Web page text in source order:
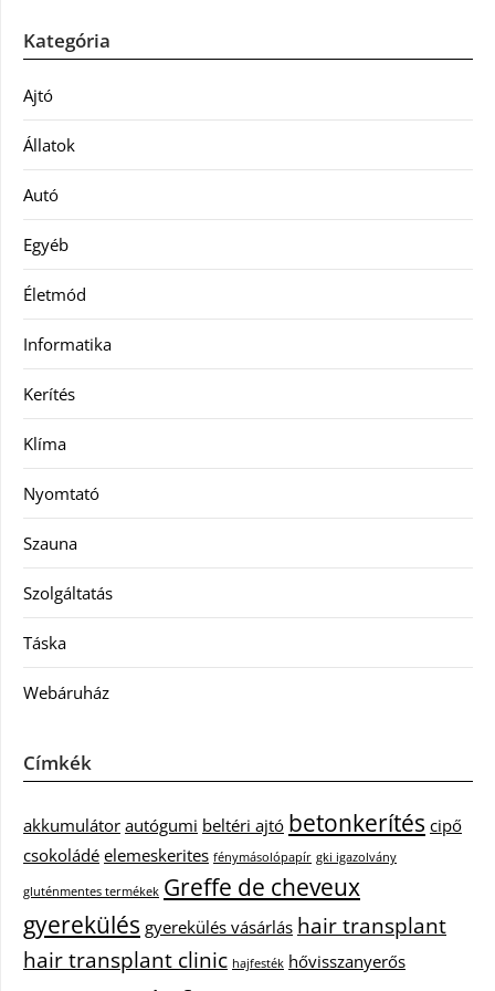
Kategória
Ajtó
Állatok
Autó
Egyéb
Életmód
Informatika
Kerítés
Klíma
Nyomtató
Szauna
Szolgáltatás
Táska
Webáruház
Címkék
akkumulátor autógumi beltéri ajtó betonkerítés cipő
csokoládé elemeskerites fénymásolópapír gki igazolvány
gluténmentes termékek Greffe de cheveux
gyerekülés gyerekülés vásárlás hair transplant
hair transplant clinic hajfesték hővisszanyerős